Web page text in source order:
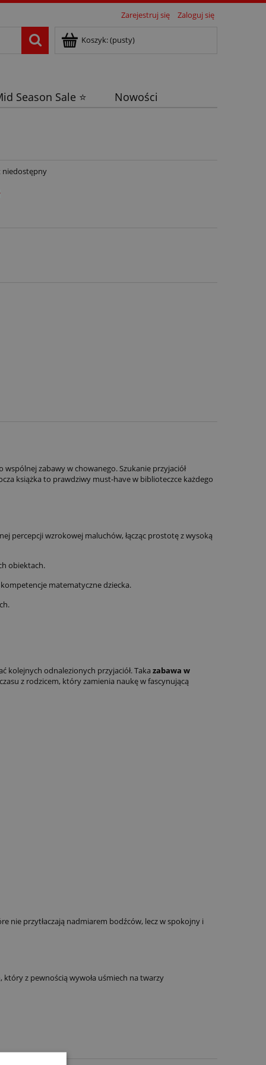
Zarejestruj się Zaloguj się
Koszyk:(pusty)
Season Sale ⭐ Nowości
niedostępny
wspólnej zabawy w chowanego. Szukanie przyjaciół
książka to prawdziwy must-have w biblioteczce każdego
percepcji wzrokowej maluchów, łącząc prostotę z wysoką
obiektach.
kompetencje matematyczne dziecka.
kolejnych odnalezionych przyjaciół. Taka zabawa w
z rodzicem, który zamienia naukę w fascynującą
nie przytłaczają nadmiarem bodźców, lecz w spokojny i
, który z pewnością wywoła uśmiech na twarzy